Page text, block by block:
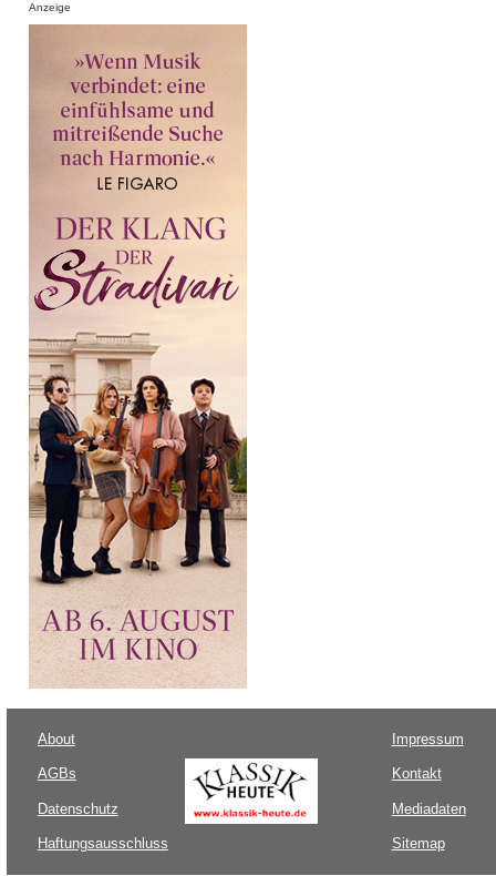
Anzeige
About
AGBs
Datenschutz
Haftungsausschluss
Impressum
Kontakt
Mediadaten
Sitemap